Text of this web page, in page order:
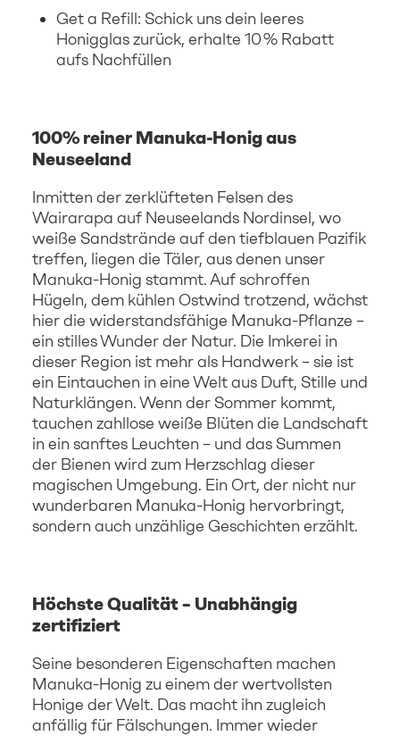
Get a Refill: Schick uns dein leeres
Honigglas zurück, erhalte 10 % Rabatt
aufs Nachfüllen
100% reiner Manuka-Honig aus
Neuseeland
Inmitten der zerklüfteten Felsen des
Wairarapa auf Neuseelands Nordinsel, wo
weiße Sandstrände auf den tiefblauen Pazifik
treffen, liegen die Täler, aus denen unser
Manuka-Honig stammt. Auf schroffen
Hügeln, dem kühlen Ostwind trotzend, wächst
hier die widerstandsfähige Manuka-Pflanze –
ein stilles Wunder der Natur. Die Imkerei in
dieser Region ist mehr als Handwerk – sie ist
ein Eintauchen in eine Welt aus Duft, Stille und
Naturklängen. Wenn der Sommer kommt,
tauchen zahllose weiße Blüten die Landschaft
in ein sanftes Leuchten – und das Summen
der Bienen wird zum Herzschlag dieser
magischen Umgebung. Ein Ort, der nicht nur
wunderbaren Manuka-Honig hervorbringt,
sondern auch unzählige Geschichten erzählt.
Höchste Qualität – Unabhängig
zertifiziert
Seine besonderen Eigenschaften machen
Manuka-Honig zu einem der wertvollsten
Honige der Welt. Das macht ihn zugleich
anfällig für Fälschungen. Immer wieder